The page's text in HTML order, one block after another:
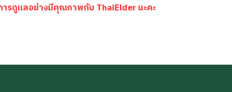
รดูแลอย่างมีคุณภาพกับ ThaiElder นะคะ